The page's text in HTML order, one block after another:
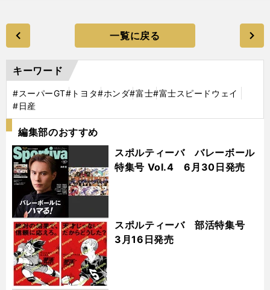
一覧に戻る
キーワード
#スーパーGT#トヨタ#ホンダ#富士#富士スピードウェイ
#日産
編集部のおすすめ
スポルティーバ バレーボール
特集号 Vol.4 6月30日発売
スポルティーバ 部活特集号
3月16日発売